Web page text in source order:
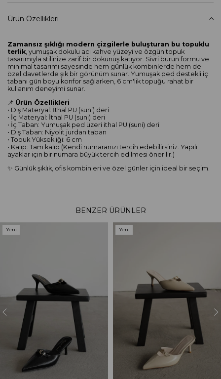
Ürün Özellikleri
Zamansız şıklığı modern çizgilerle buluşturan bu topuklu
terlik, yumuşak dokulu acı kahve yüzeyi ve özgün topuk
tasarımıyla stilinize zarif bir dokunuş katıyor. Sivri burun formu ve
minimal tasarımı sayesinde hem günlük kombinlerde hem de
özel davetlerde şık bir görünüm sunar. Yumuşak ped destekli iç
tabanı gün boyu konfor sağlarken, 6 cm'lik topuğu rahat bir
kullanım deneyimi sunar.
📌 Ürün Özellikleri
• Dış Materyal: İthal PU (suni) deri
• İç Materyal: İthal PU (suni) deri
• İç Taban: Yumuşak ped üzeri ithal PU (suni) deri
• Dış Taban: Niyolit jurdan taban
• Topuk Yüksekliği: 6 cm
• Kalıp: Tam kalıp (Kendi numaranızı tercih edebilirsiniz. Yapılı
ayaklar için bir numara büyük tercih edilmesi önerilir.)
✨ Günlük şıklık, ofis kombinleri ve özel günler için ideal bir seçim.
BENZER ÜRÜNLER
Yeni
Yeni